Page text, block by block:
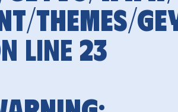
themes/
line 23